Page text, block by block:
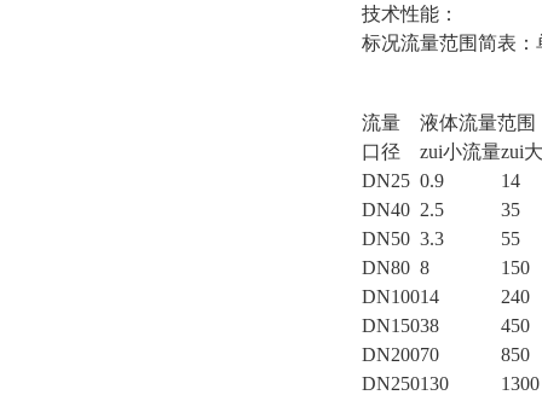
技术性能：
标况流量范围简表：
流量
液体流量范围
口径
zui小流量zui
DN25 0.9
14
DN40 2.5
35
DN50 3.3
55
DN80 8
150
DN10014
240
DN15038
450
DN20070
850
DN250130
1300